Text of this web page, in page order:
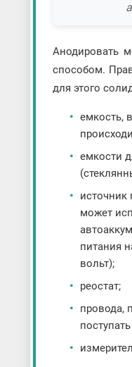
Анодировать
способом.
для этого
емкость,
емкости
источник
может
питания
вольт);
реостат;
провода,